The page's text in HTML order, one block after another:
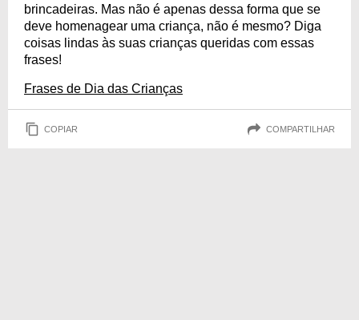
brincadeiras. Mas não é apenas dessa forma que se
deve homenagear uma criança, não é mesmo? Diga
coisas lindas às suas crianças queridas com essas
frases!
Frases de Dia das Crianças
COPIAR COMPARTILHAR